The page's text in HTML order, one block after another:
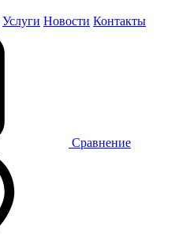
Услуги Новости Контакты
Сравнение